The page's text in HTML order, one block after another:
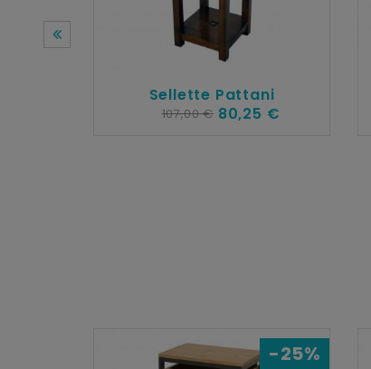
Sellette Pattani
107,00 € 80,25 €
-25%